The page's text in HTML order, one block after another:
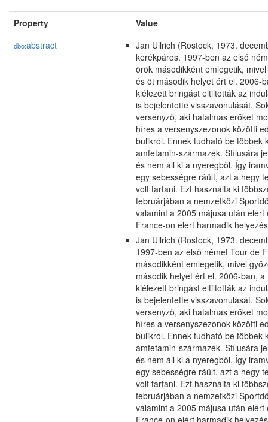
Property Value
dbo:abstract
Jan Ullrich (Rostock, 1973.
kerékpáros. 1997-ben az első
örök másodikként emlegetik,
és öt második helyet ért el. 2006-
kiélezett bringást eltiltották az
is bejelentette visszavonulását.
versenyző, aki hatalmas erőket
híres a versenyszezonok közötti
bulikról. Ennek tudható be többek
amfetamin-származék. Stílusára
és nem áll ki a nyeregből. Így
egy sebességre ráült, azt a hegy
volt tartani. Ezt használta ki
februárjában a nemzetközi
valamint a 2005 májusa után
France-on elért harmadik
Jan Ullrich (Rostock, 1973.
1997-ben az első német Tour de
másodikként emlegetik, mivel
második helyet ért el. 2006-ban,
kiélezett bringást eltiltották az
is bejelentette visszavonulását.
versenyző, aki hatalmas erőket
híres a versenyszezonok közötti
bulikról. Ennek tudható be többek
amfetamin-származék. Stílusára
és nem áll ki a nyeregből. Így
egy sebességre ráült, azt a hegy
volt tartani. Ezt használta ki
februárjában a nemzetközi
valamint a 2005 májusa után
France-on elért harmadik